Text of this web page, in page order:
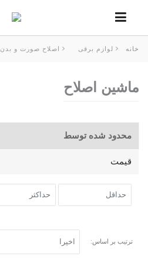
ناخن
محصولات پوستی
محصولات مو
بهداشت شخصی
خانه لوازم برقی اصلاح صورت و بدن
ماشین اصلاح
محدود شده توسط
قیمت
ترتیب بر اساس: